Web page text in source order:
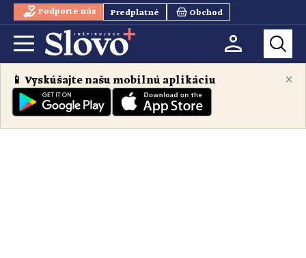
Podporte nás Predplatné Obchod
×
📱 Vyskúšajte našu mobilnú aplikáciu